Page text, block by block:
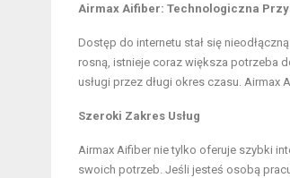
Airmax Aifiber: Technologiczna
Dostęp do internetu stał się
rosną, istnieje coraz większa potrzeba
usługi przez długi okres czasu. Airmax
Szeroki Zakres Usług
Airmax Aifiber nie tylko oferuje szybki
swoich potrzeb. Jeśli jesteś osobą